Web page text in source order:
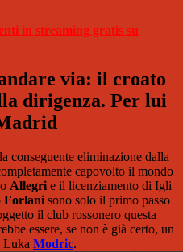
in streaming gratis su
via: il croato
dirigenza. Per lui
conseguente eliminazione dalla
capovolto il mondo
Allegri e il licenziamento di Igli
Forlani sono solo il primo passo
il club rossonero questa
essere, se non è già certo, un
Luka Modric.